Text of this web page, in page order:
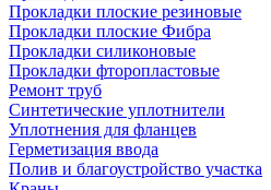
Прокладки плоские резиновые
Прокладки плоские Фибра
Прокладки силиконовые
Прокладки фторопластовые
Ремонт труб
Синтетические уплотнители
Уплотнения для фланцев
Герметизация ввода
Полив и благоустройство участка